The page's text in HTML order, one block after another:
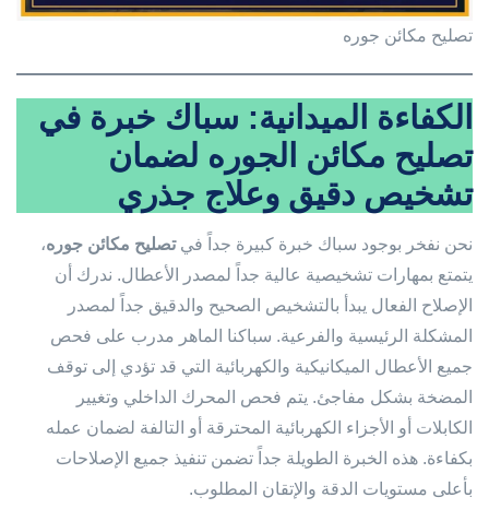
تصليح مكائن جوره
الكفاءة الميدانية: سباك خبرة في
تصليح مكائن الجوره لضمان
تشخيص دقيق وعلاج جذري
نحن نفخر بوجود سباك خبرة كبيرة جداً فيتصليح مكائن جوره،
يتمتع بمهارات تشخيصية عالية جداً لمصدر الأعطال. ندرك أن
الإصلاح الفعال يبدأ بالتشخيص الصحيح والدقيق جداً لمصدر
المشكلة الرئيسية والفرعية. سباكنا الماهر مدرب على فحص
جميع الأعطال الميكانيكية والكهربائية التي قد تؤدي إلى توقف
المضخة بشكل مفاجئ. يتم فحص المحرك الداخلي وتغيير
الكابلات أو الأجزاء الكهربائية المحترقة أو التالفة لضمان عمله
بكفاءة. هذه الخبرة الطويلة جداً تضمن تنفيذ جميع الإصلاحات
بأعلى مستويات الدقة والإتقان المطلوب.